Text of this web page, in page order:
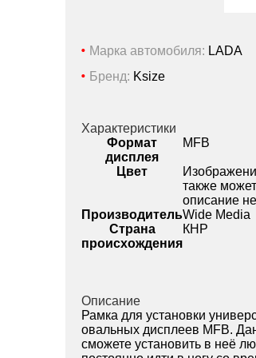
Марка автомобиля: LADA
Бренд: Ksize
Характеристики
Формат
дисплея
MFB
Цвет
также
описание
ПроизводительWide Media
Страна
происхождения
КНР
Описание
Рамка для установки
овальных дисплеев MFB.
сможете установить в неё